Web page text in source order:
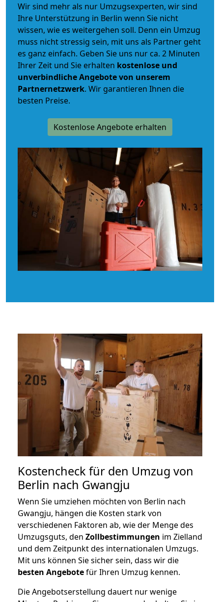
Wir sind mehr als nur Umzugsexperten, wir sind
Ihre Unterstützung in Berlin wenn Sie nicht
wissen, wie es weitergehen soll. Denn ein Umzug
muss nicht stressig sein, mit uns als Partner geht
es ganz einfach. Geben Sie uns nur ca. 2 Minuten
Ihrer Zeit und Sie erhalten kostenlose und
unverbindlicheAngebote von unserem
Partnernetzwerk. Wir garantieren Ihnen die
besten Preise.
Kostenlose Angebote erhalten
Kostencheck für den Umzug von
Berlin nach Gwangju
Wenn Sie umziehen möchten von Berlin nach
Gwangju, hängen die Kosten stark von
verschiedenen Faktoren ab, wie der Menge des
Umzugsguts, den Zollbestimmungen im Zielland
und dem Zeitpunkt des internationalen Umzugs.
Mit uns können Sie sicher sein, dass wir die
besten Angebotefür Ihren Umzug kennen.
Die Angebotserstellung dauert nur wenige